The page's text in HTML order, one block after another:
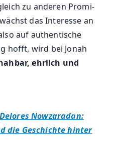
zu anderen Promi-
das Interesse an
auf authentische
hofft, wird bei Jonah
ehrlich und
Delores Nowzaradan:
die Geschichte hinter